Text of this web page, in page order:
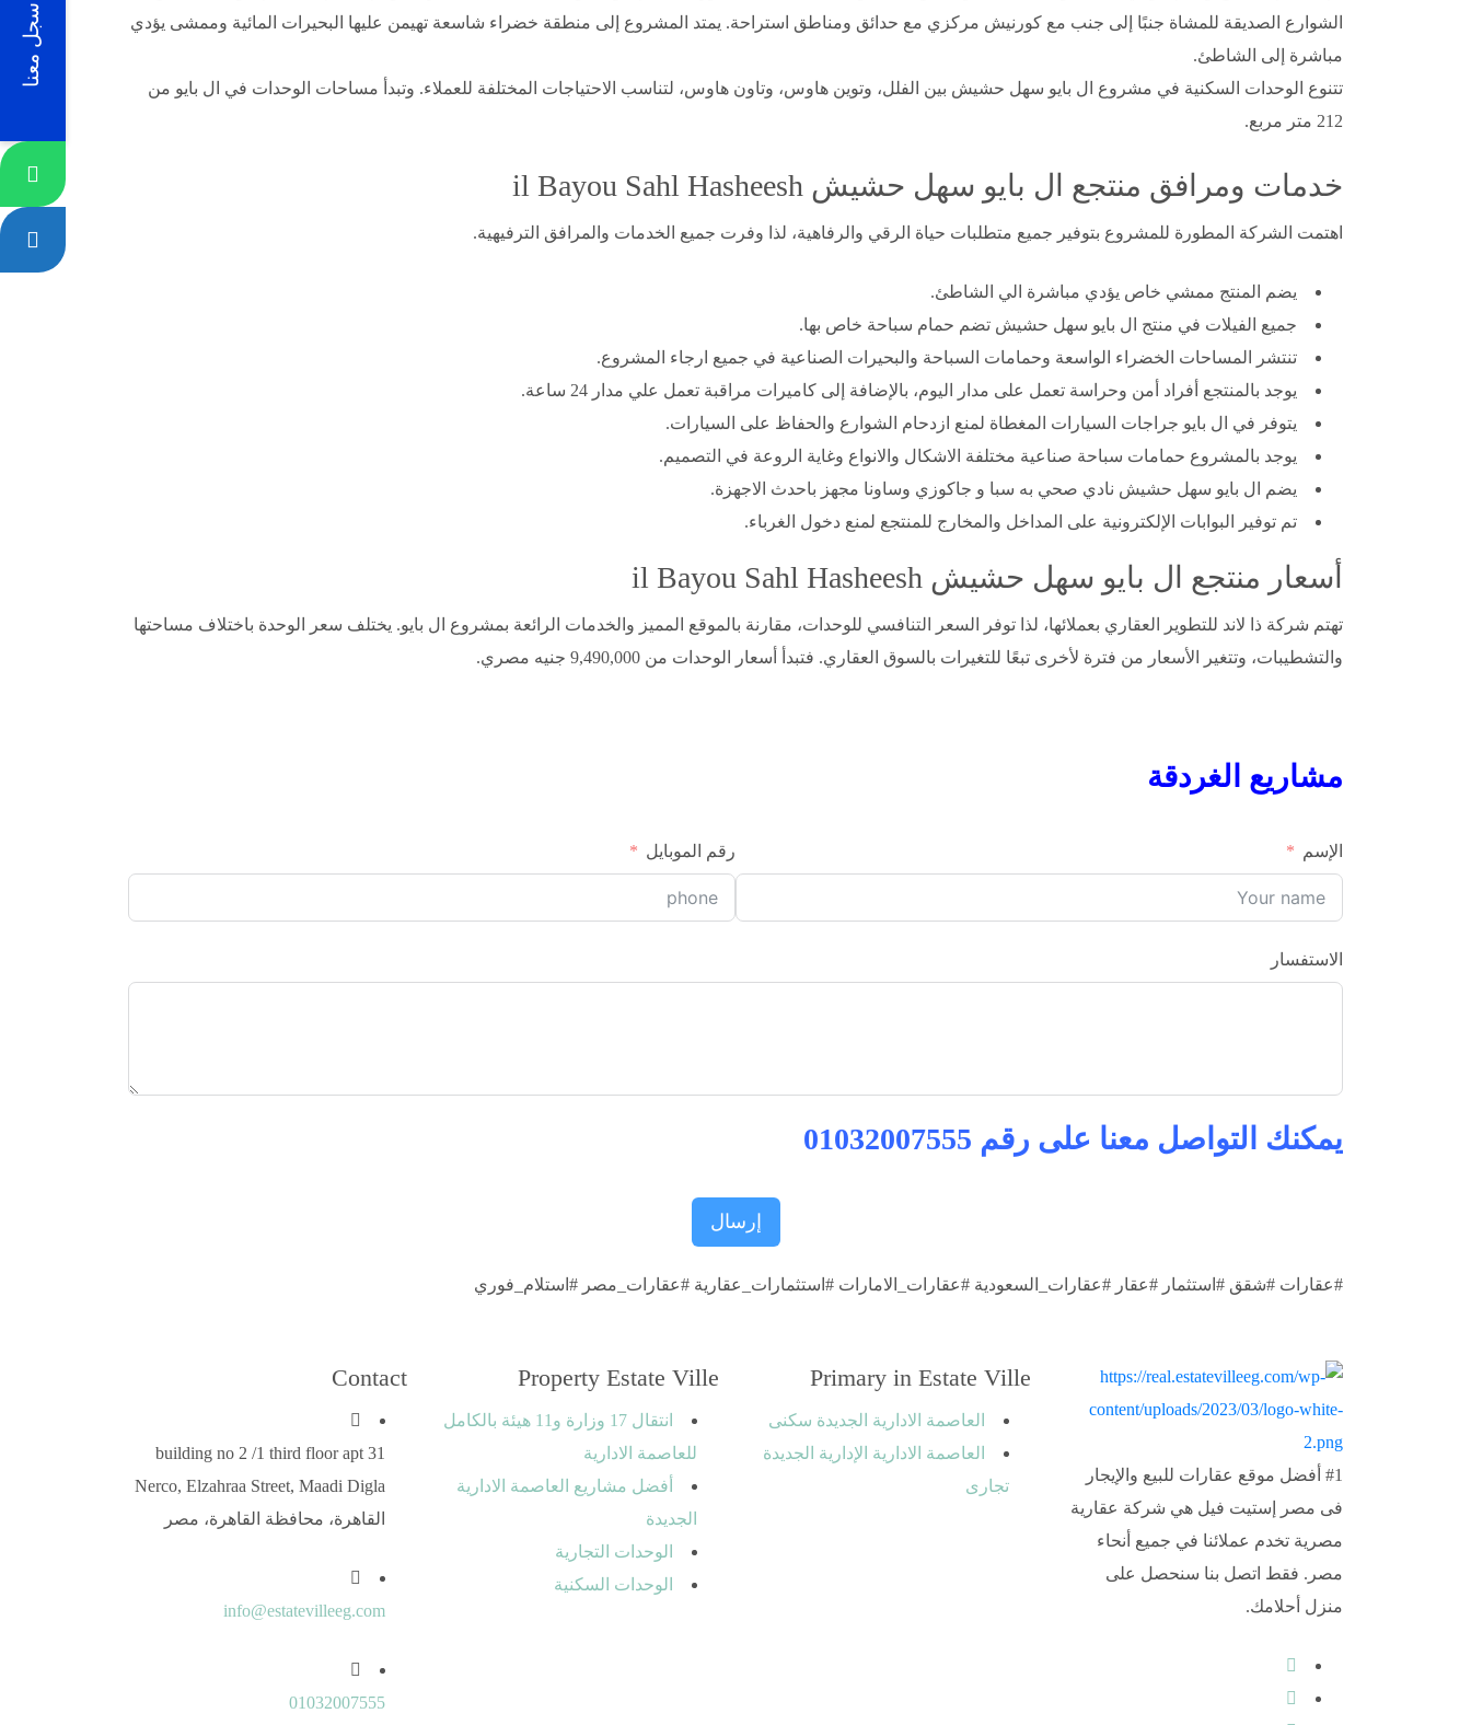
الشوارع الصديقة للمشاة جنبًا إلى جنب مع كورنيش مركزي مع حدائق ومناطق استراحة. يمتد المشروع إلى منطقة خضراء شاسعة تهيمن عليها البحيرات المائية وممشى يؤدي
مباشرة إلى الشاطئ.
تتنوع الوحدات السكنية في مشروع ال بايو سهل حشيش بين الفلل، وتوين هاوس، وتاون هاوس، لتناسب الاحتياجات المختلفة للعملاء. وتبدأ مساحات الوحدات في ال بايو من
212 متر مربع.
خدمات ومرافق منتجع ال بايو سهل حشيش il Bayou Sahl Hasheesh
اهتمت الشركة المطورة للمشروع بتوفير جميع متطلبات حياة الرقي والرفاهية، لذا وفرت جميع الخدمات والمرافق الترفيهية.
يضم المنتج ممشي خاص يؤدي مباشرة الي الشاطئ.
جميع الفيلات في منتج ال بايو سهل حشيش تضم حمام سباحة خاص بها.
تنتشر المساحات الخضراء الواسعة وحمامات السباحة والبحيرات الصناعية في جميع ارجاء المشروع.
يوجد بالمنتجع أفراد أمن وحراسة تعمل على مدار اليوم، بالإضافة إلى كاميرات مراقبة تعمل علي مدار 24 ساعة.
يتوفر في ال بايو جراجات السيارات المغطاة لمنع ازدحام الشوارع والحفاظ على السيارات.
يوجد بالمشروع حمامات سباحة صناعية مختلفة الاشكال والانواع وغاية الروعة في التصميم.
يضم ال بايو سهل حشيش نادي صحي به سبا و جاكوزي وساونا مجهز باحدث الاجهزة.
تم توفير البوابات الإلكترونية على المداخل والمخارج للمنتجع لمنع دخول الغرباء.
أسعار منتجع ال بايو سهل حشيش il Bayou Sahl Hasheesh
تهتم شركة ذا لاند للتطوير العقاري بعملائها، لذا توفر السعر التنافسي للوحدات، مقارنة بالموقع المميز والخدمات الرائعة بمشروع ال بايو. يختلف سعر الوحدة باختلاف مساحتها
والتشطيبات، وتتغير الأسعار من فترة لأخرى تبعًا للتغيرات بالسوق العقاري. فتبدأ أسعار الوحدات من 9,490,000 جنيه مصري.
مشاريع الغردقة
الإسم رقم الموبايل
الاستفسار
يمكنك التواصل معنا على رقم 01032007555
إرسال
#عقارات #شقق #استثمار #عقار #عقارات_السعودية #عقارات_الامارات #استثمارات_عقارية #عقارات_مصر #استلام_فوري
#1 أفضل موقع عقارات للبيع والإيجار
فى مصر إستيت فيل هي شركة عقارية
مصرية تخدم عملائنا في جميع أنحاء
مصر. فقط اتصل بنا سنحصل على
منزل أحلامك.
Primary in Estate Ville
العاصمة الادارية الجديدة سكنى
العاصمة الادارية الإدارية الجديدة
تجارى
Property Estate Ville
انتقال 17 وزارة و11 هيئة بالكامل
للعاصمة الادارية
أفضل مشاريع العاصمة الادارية
الجديدة
الوحدات التجارية
الوحدات السكنية
Contact
building no 2 /1 third floor apt 31
Nerco, Elzahraa Street, Maadi Digla
‏القاهرة‏، ‏محافظة القاهرة‏، ‏مصر‏
info@estatevilleeg.com
01032007555
سجل معنا